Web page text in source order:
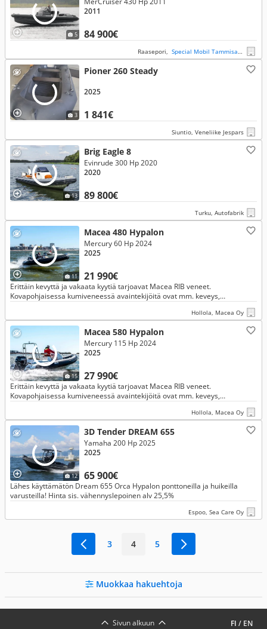
5 84 900€
2011
Raasepori, Special Mobil Tammisaari
3
Pioner 260 Steady
1 841€
2025
Siuntio, Veneliike Jespars
13
Brig Eagle 8
89 800€
Evinrude 300 Hp 2020
2020
Turku, Autofabrik
11
Macea 480 Hypalon
21 990€
Mercury 60 Hp 2024
2025
Erittäin kevyttä ja vakaata kyytiä tarjoavat Macea RIB veneet.
Kovapohjaisessa kumiveneessä avaintekijöitä ovat mm. keveys,
Hollola, Macea Oy
15
Macea 580 Hypalon
27 990€
Mercury 115 Hp 2024
2025
Erittäin kevyttä ja vakaata kyytiä tarjoavat Macea RIB veneet.
Kovapohjaisessa kumiveneessä avaintekijöitä ovat mm. keveys,
Hollola, Macea Oy
12
3D Tender DREAM 655
65 900€
Yamaha 200 Hp 2025
2025
Lähes käyttämätön Dream 655 Orca Hypalon ponttoneilla ja huikeilla
varusteilla! Hinta sis. vähennyslepoinen alv 25,5%
Espoo, Sea Care Oy
3 4 5
Muokkaa hakuehtoja
FI / EN
Sivun alkuun